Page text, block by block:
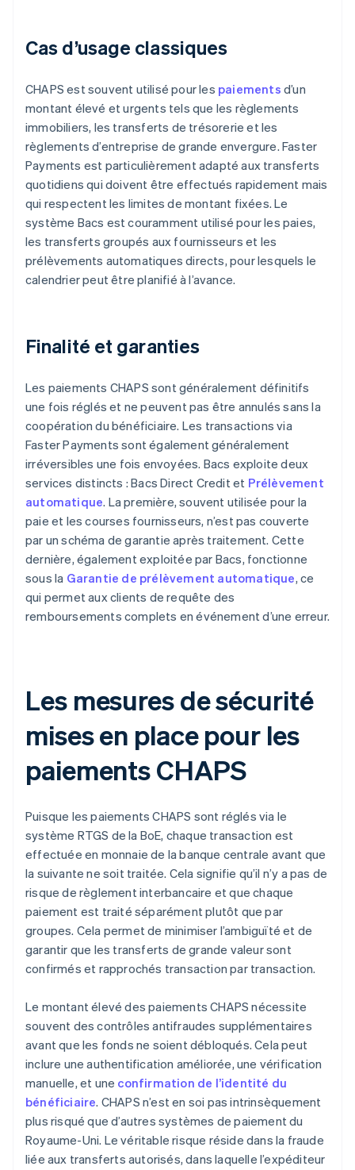
Cas d’usage classiques
CHAPS est souvent utilisé pour les paiements d’un
montant élevé et urgents tels que les règlements
immobiliers, les transferts de trésorerie et les
règlements d’entreprise de grande envergure. Faster
Payments est particulièrement adapté aux transferts
quotidiens qui doivent être effectués rapidement mais
qui respectent les limites de montant fixées. Le
système Bacs est couramment utilisé pour les paies,
les transferts groupés aux fournisseurs et les
prélèvements automatiques directs, pour lesquels le
calendrier peut être planifié à l’avance.
Finalité et garanties
Les paiements CHAPS sont généralement définitifs
une fois réglés et ne peuvent pas être annulés sans la
coopération du bénéficiaire. Les transactions via
Faster Payments sont également généralement
irréversibles une fois envoyées. Bacs exploite deux
services distincts : Bacs Direct Credit et Prélèvement
automatique. La première, souvent utilisée pour la
paie et les courses fournisseurs, n’est pas couverte
par un schéma de garantie après traitement. Cette
dernière, également exploitée par Bacs, fonctionne
sous la Garantie de prélèvement automatique, ce
qui permet aux clients de requête des
remboursements complets en événement d’une erreur.
Les mesures de sécurité
mises en place pour les
paiements CHAPS
Puisque les paiements CHAPS sont réglés via le
système RTGS de la BoE, chaque transaction est
effectuée en monnaie de la banque centrale avant que
la suivante ne soit traitée. Cela signifie qu’il n’y a pas de
risque de règlement interbancaire et que chaque
paiement est traité séparément plutôt que par
groupes. Cela permet de minimiser l’ambiguïté et de
garantir que les transferts de grande valeur sont
confirmés et rapprochés transaction par transaction.
Le montant élevé des paiements CHAPS nécessite
souvent des contrôles antifraudes supplémentaires
avant que les fonds ne soient débloqués. Cela peut
inclure une authentification améliorée, une vérification
manuelle, et une confirmation de l’identité du
bénéficiaire. CHAPS n’est en soi pas intrinsèquement
plus risqué que d’autres systèmes de paiement du
Royaume-Uni. Le véritable risque réside dans la fraude
liée aux transferts autorisés, dans laquelle l’expéditeur